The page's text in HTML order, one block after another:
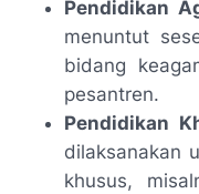
Pendidikan
menuntut
bidang
pesantren.
Pendidikan
dilaksanakan
khusus,